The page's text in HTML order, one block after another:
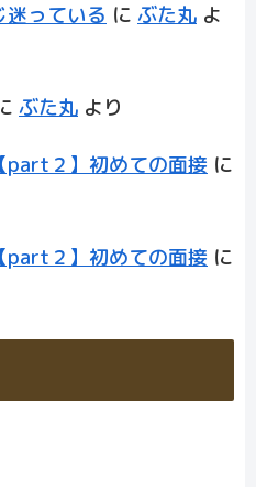
っている に ぶた丸 よ
ぶた丸 より
part２】初めての面接 に
part２】初めての面接 に